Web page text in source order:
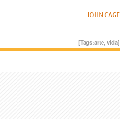
JOHN CAGE
[Tags:arte,vida]